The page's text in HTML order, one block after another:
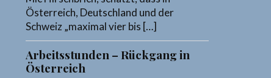
Österreich, Deutschland und der
Schweiz „maximal vier bis […]
Arbeitsstunden – Rückgang in
Österreich